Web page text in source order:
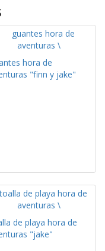
hora de
"finn y jake"
de playa hora de
"jake"